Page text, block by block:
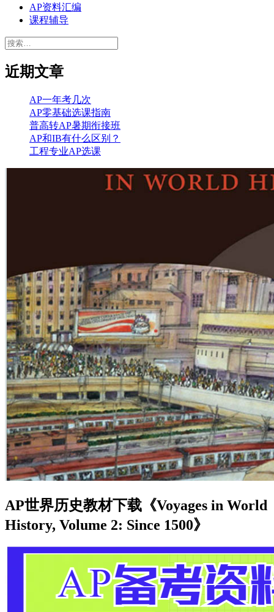
AP资料汇编
课程辅导
搜
近期文章
AP一年考几次
AP零基础选课指南
普高转AP暑期衔接班
AP和IB有什么区别？
工程专业AP选课
AP世界历史教材下载《Voyages in World
History, Volume 2: Since 1500》